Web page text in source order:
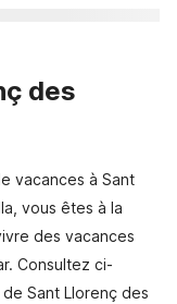
des
vacances à Sant
vous êtes à la
des vacances
Consultez ci-
Sant Llorenç des